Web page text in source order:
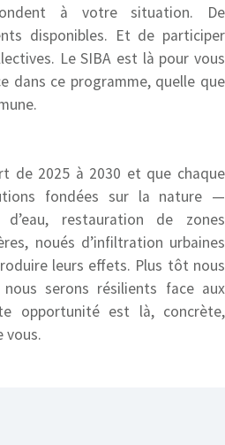
à votre situation. De
disponibles. Et de participer
Le SIBA est là pour vous
dans ce programme, quelle que
de 2025 à 2030 et que chaque
fondées sur la nature —
restauration de zones
noués d’infiltration urbaines
leurs effets. Plus tôt nous
nous serons résilients face aux
opportunité est là, concrète,
vous.